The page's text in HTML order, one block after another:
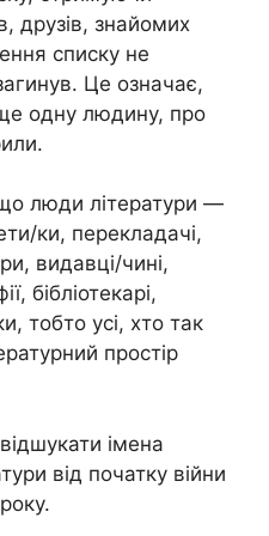
друзів, знайомих
списку не
Це означає,
одну людину, про
люди літератури —
ки, перекладачі,
видавці/чині,
бібліотекарі,
тобто усі, хто так
простір
імена
від початку війни